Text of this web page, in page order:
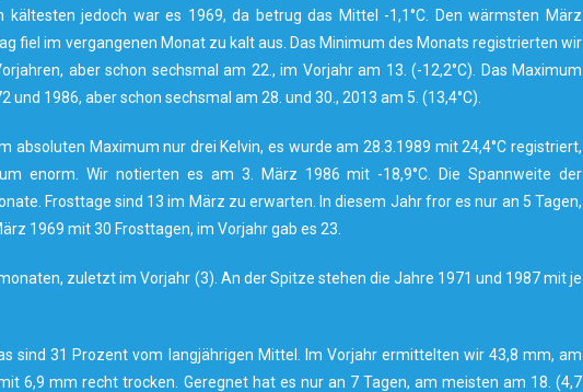
kältesten jedoch war es 1969, da betrug das Mittel -1,1°C. Den wärmsten März
fiel im vergangenen Monat zu kalt aus. Das Minimum des Monats registrierten wir
aber schon sechsmal am 22., im Vorjahr am 13. (-12,2°C). Das Maximum
und 1986, aber schon sechsmal am 28. und 30., 2013 am 5. (13,4°C).
absoluten Maximum nur drei Kelvin, es wurde am 28.3.1989 mit 24,4°C registriert,
enorm. Wir notierten es am 3. März 1986 mit -18,9°C. Die Spannweite der
Frosttage sind 13 im März zu erwarten. In diesem Jahr fror es nur an 5 Tagen,
1969 mit 30 Frosttagen, im Vorjahr gab es 23.
zuletzt im Vorjahr (3). An der Spitze stehen die Jahre 1971 und 1987 mit je
sind 31 Prozent vom langjährigen Mittel. Im Vorjahr ermittelten wir 43,8 mm, am
6,9 mm recht trocken. Geregnet hat es nur an 7 Tagen, am meisten am 18. (4,7